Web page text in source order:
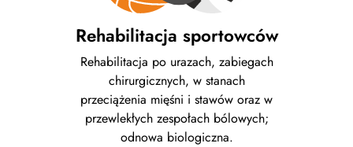
Rehabilitacja sportowców
Rehabilitacja po urazach, zabiegach
chirurgicznych, w stanach
przeciążenia mięśni i stawów oraz w
przewlekłych zespołach bólowych;
odnowa biologiczna.